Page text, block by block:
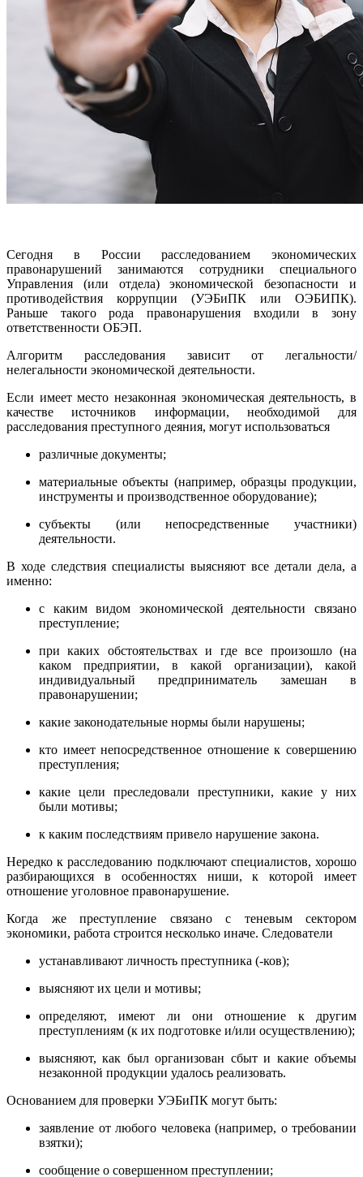
Сегодня в России расследованием экономических
правонарушений занимаются сотрудники специального
Управления (или отдела) экономической безопасности и
противодействия коррупции (УЭБиПК или ОЭБИПК).
Раньше такого рода правонарушения входили в зону
ответственности ОБЭП.
Алгоритм расследования зависит от легальности/
нелегальности экономической деятельности.
Если имеет место незаконная экономическая деятельность, в
качестве источников информации, необходимой для
расследования преступного деяния, могут использоваться
различные документы;
материальные объекты (например, образцы продукции,
инструменты и производственное оборудование);
субъекты (или непосредственные участники)
деятельности.
В ходе следствия специалисты выясняют все детали дела, а
именно:
с каким видом экономической деятельности связано
преступление;
при каких обстоятельствах и где все произошло (на
каком предприятии, в какой организации), какой
индивидуальный предприниматель замешан в
правонарушении;
какие законодательные нормы были нарушены;
кто имеет непосредственное отношение к совершению
преступления;
какие цели преследовали преступники, какие у них
были мотивы;
к каким последствиям привело нарушение закона.
Нередко к расследованию подключают специалистов, хорошо
разбирающихся в особенностях ниши, к которой имеет
отношение уголовное правонарушение.
Когда же преступление связано с теневым сектором
экономики, работа строится несколько иначе. Следователи
устанавливают личность преступника (-ков);
выясняют их цели и мотивы;
определяют, имеют ли они отношение к другим
преступлениям (к их подготовке и/или осуществлению);
выясняют, как был организован сбыт и какие объемы
незаконной продукции удалось реализовать.
Основанием для проверки УЭБиПК могут быть:
заявление от любого человека (например, о требовании
взятки);
сообщение о совершенном преступлении;